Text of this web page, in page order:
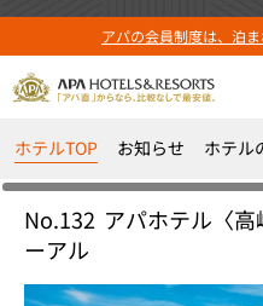
アパの会員制度は、泊
ホテルTOP お知らせ ホテル
No.132 アパホテル〈
ーアル